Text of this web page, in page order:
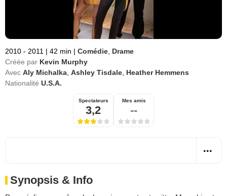
2010 - 2011 | 42 min | Comédie Drame
Créée par Kevin Murphy
Avec Aly Michalka Ashley Tisdale Heather Hemmens
Nationalité U.S.A.
Spectateurs
3,2
Mes amis
--
Synopsis & Info